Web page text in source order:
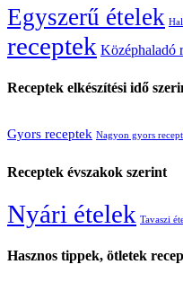
Egyszerű ételek
receptek Középhaladó
Receptek elkészítési idő
Gyors receptek Nagyon gyors
Receptek évszakok szerint
Nyári ételek Tavaszi
Hasznos tippek, ötletek